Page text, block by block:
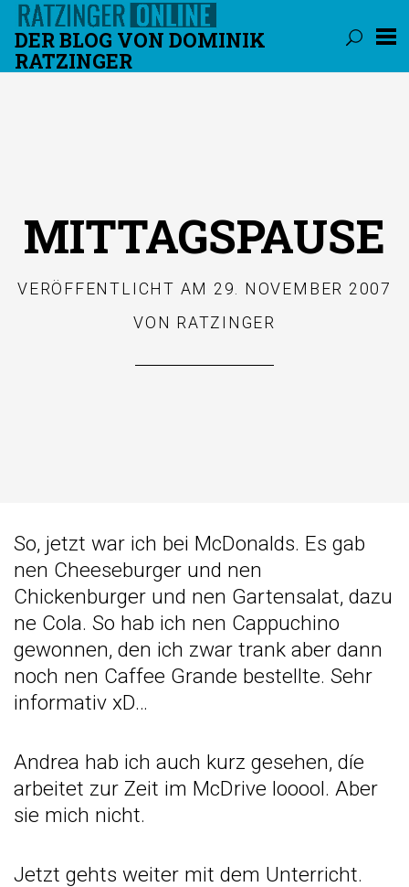
DER BLOG VON DOMINIK
RATZINGER
MITTAGSPAUSE
VERÖFFENTLICHT AM 29. NOVEMBER 2007
VON RATZINGER
So, jetzt war ich bei McDonalds. Es gab
nen Cheeseburger und nen
Chickenburger und nen Gartensalat, dazu
ne Cola. So hab ich nen Cappuchino
gewonnen, den ich zwar trank aber dann
noch nen Caffee Grande bestellte. Sehr
informativ xD…
Andrea hab ich auch kurz gesehen, díe
arbeitet zur Zeit im McDrive looool. Aber
sie mich nicht.
Jetzt gehts weiter mit dem Unterricht.